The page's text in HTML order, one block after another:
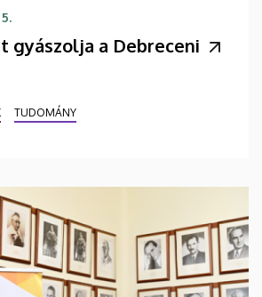
gyászolja a Debreceni
TUDOMÁNY